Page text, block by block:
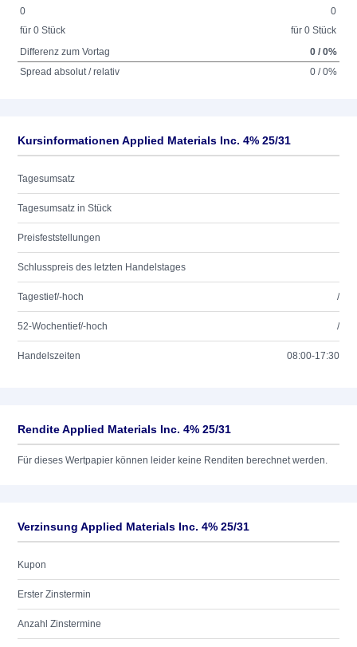
0
für 0 Stück
0
für 0 Stück
Differenz zum Vortag
0 / 0%
Spread absolut / relativ
0 / 0%
Kursinformationen Applied Materials Inc. 4% 25/31
Tagesumsatz
Tagesumsatz in Stück
Preisfeststellungen
Schlusspreis des letzten Handelstages
Tagestief/-hoch /
52-Wochentief/-hoch /
Handelszeiten 08:00-17:30
Rendite Applied Materials Inc. 4% 25/31
Für dieses Wertpapier können leider keine Renditen berechnet werden.
Verzinsung Applied Materials Inc. 4% 25/31
Kupon
Erster Zinstermin
Anzahl Zinstermine